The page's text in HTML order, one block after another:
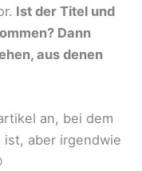
Ist der Titel und
Dann
aus denen
an, bei dem
aber irgendwie